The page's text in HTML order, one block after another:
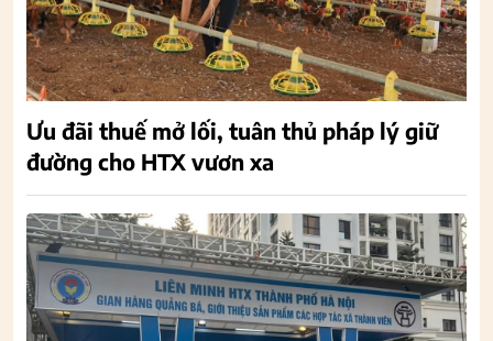
Ưu đãi thuế mở lối, tuân thủ pháp lý giữ
đường cho HTX vươn xa